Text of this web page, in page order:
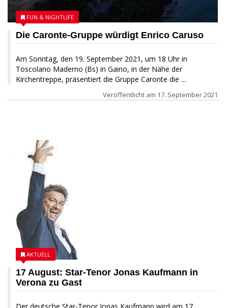
Die Caronte-Gruppe würdigt Enrico Caruso
Am Sonntag, den 19. September 2021, um 18 Uhr in
Toscolano Maderno (Bs) in Gaino, in der Nähe der
Kirchentreppe, präsentiert die Gruppe Caronte die ...
FUN & NIGHTLIFE
Veröffentlicht am 17. September 2021
10 AUGUST 2021
17 August: Star-Tenor Jonas Kaufmann in
Verona zu Gast
AKTUELL